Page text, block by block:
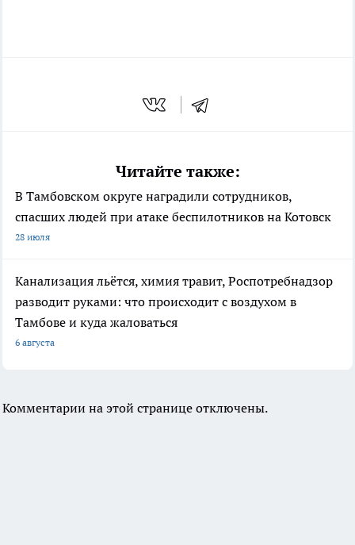
Читайте также:
В Тамбовском округе наградили сотрудников,
спасших людей при атаке беспилотников на Котовск
28 июля
Канализация льётся, химия травит, Роспотребнадзор
разводит руками: что происходит с воздухом в
Тамбове и куда жаловаться
6 августа
Комментарии на этой странице отключены.